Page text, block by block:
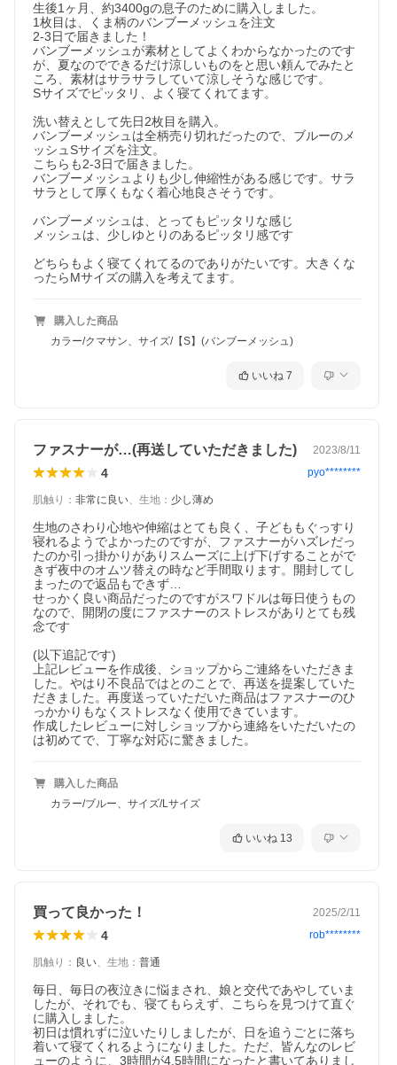
生後1ヶ月、約3400gの息子のために購入しました。
1枚目は、くま柄のバンブーメッシュを注文
2-3日で届きました！
バンブーメッシュが素材としてよくわからなかったのです
が、夏なのでできるだけ涼しいものをと思い頼んでみたと
ころ、素材はサラサラしていて涼しそうな感じです。
Sサイズでピッタリ、よく寝てくれてます。
洗い替えとして先日2枚目を購入。
バンブーメッシュは全柄売り切れだったので、ブルーのメ
ッシュSサイズを注文。
こちらも2-3日で届きました。
バンブーメッシュよりも少し伸縮性がある感じです。サラ
サラとして厚くもなく着心地良さそうです。
バンブーメッシュは、とってもピッタリな感じ
メッシュは、少しゆとりのあるピッタリ感です
どちらもよく寝てくれてるのでありがたいです。大きくな
ったらMサイズの購入を考えてます。
購入した商品
カラー/クマサン、サイズ/【S】(バンブーメッシュ)
いいね 7
ファスナーが…(再送していただきました) 2023/8/11
4 pyo********
肌触り ： 非常に良い、 生地 ： 少し薄め
生地のさわり心地や伸縮はとても良く、子どももぐっすり
寝れるようでよかったのですが、ファスナーがハズレだっ
たのか引っ掛かりがありスムーズに上げ下げすることがで
きず夜中のオムツ替えの時など手間取ります。開封してし
まったので返品もできず…
せっかく良い商品だったのですがスワドルは毎日使うもの
なので、開閉の度にファスナーのストレスがありとても残
念です
(以下追記です)
上記レビューを作成後、ショップからご連絡をいただきま
した。やはり不良品ではとのことで、再送を提案していた
だきました。再度送っていただいた商品はファスナーのひ
っかかりもなくストレスなく使用できています。
作成したレビューに対しショップから連絡をいただいたの
は初めてで、丁寧な対応に驚きました。
購入した商品
カラー/ブルー、サイズ/Lサイズ
いいね 13
買って良かった！ 2025/2/11
4 rob********
肌触り ： 良い、 生地 ： 普通
毎日、毎日の夜泣きに悩まされ、娘と交代であやしていま
したが、それでも、寝てもらえず、こちらを見つけて直ぐ
に購入しました。
初日は慣れずに泣いたりしましたが、日を追うごとに落ち
着いて寝てくれるようになりました。ただ、皆んなのレビ
ューのように、3時間が4.5時間になったと書いてありまし